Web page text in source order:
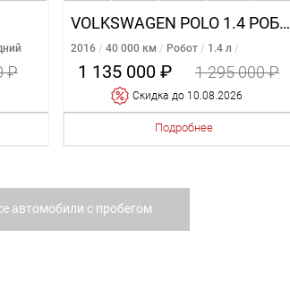
₽
VOLKSWAGEN POLO 1.4 РОБОТ
2016 40 000 км Робот
1.4 л
Передний
1 135 000 ₽ 1 295 000 ₽
Cкидка до 10.08.2026
Подробнее
автомобили с пробегом